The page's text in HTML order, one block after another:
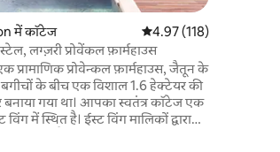
समीक्षाएँ
में कॉटेज औसत रेटिंग 5 में से 4.97,
4.97 (118)
लग्ज़री प्रोवेंकल फ़ार्महाउस
प्रामाणिक प्रोवेन्कल फ़ार्महाउस, जैतून के
के बीच एक विशाल 1.6 हेक्टेयर की
था। आपका स्वतंत्र कॉटेज एक
विंग में स्थित है। ईस्ट विंग मालिकों द्वारा